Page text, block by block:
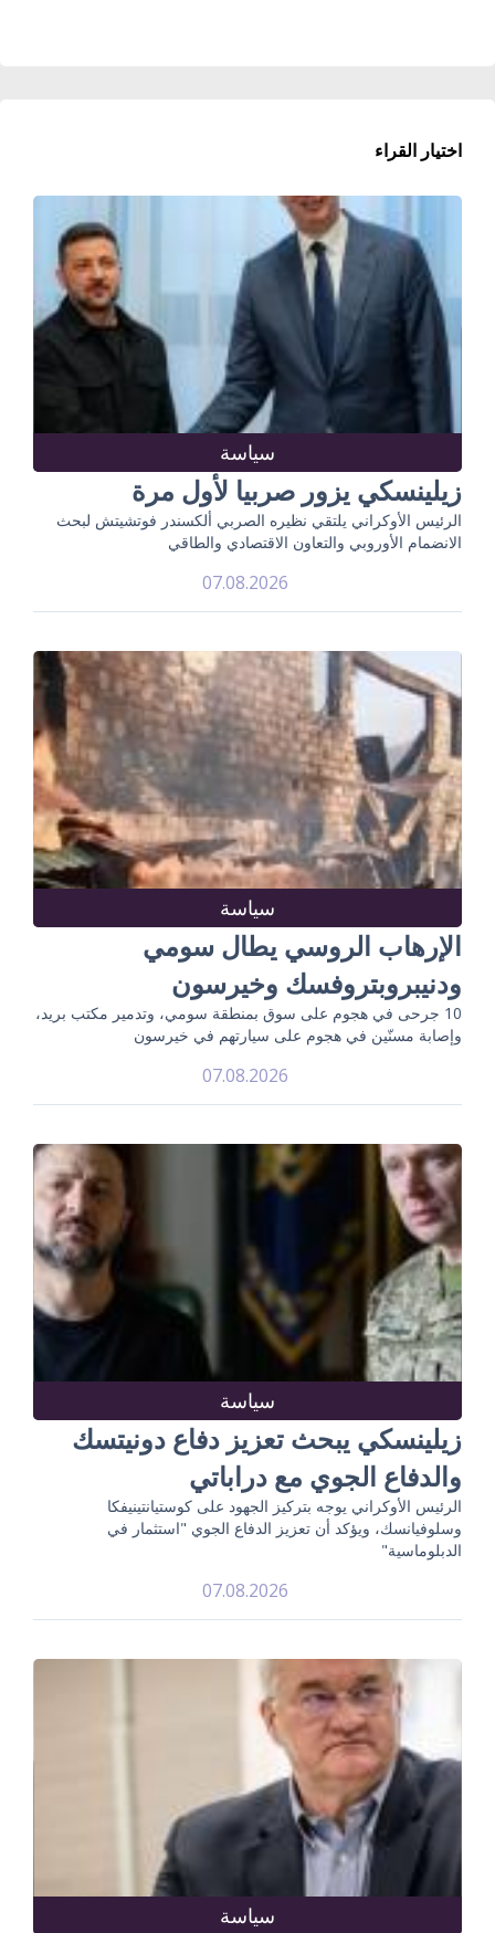
اختيار القراء
سياسة
زيلينسكي يزور صربيا لأول مرة
الرئيس الأوكراني يلتقي نظيره الصربي ألكسندر فوتشيتش لبحث
الانضمام الأوروبي والتعاون الاقتصادي والطاقي
07.08.2026
سياسة
الإرهاب الروسي يطال سومي
ودنيبروبتروفسك وخيرسون
10 جرحى في هجوم على سوق بمنطقة سومي، وتدمير مكتب بريد،
وإصابة مسنّين في هجوم على سيارتهم في خيرسون
07.08.2026
سياسة
زيلينسكي يبحث تعزيز دفاع دونيتسك
والدفاع الجوي مع دراباتي
الرئيس الأوكراني يوجه بتركيز الجهود على كوستيانتينيفكا
وسلوفيانسك، ويؤكد أن تعزيز الدفاع الجوي "استثمار في
الدبلوماسية"
07.08.2026
سياسة